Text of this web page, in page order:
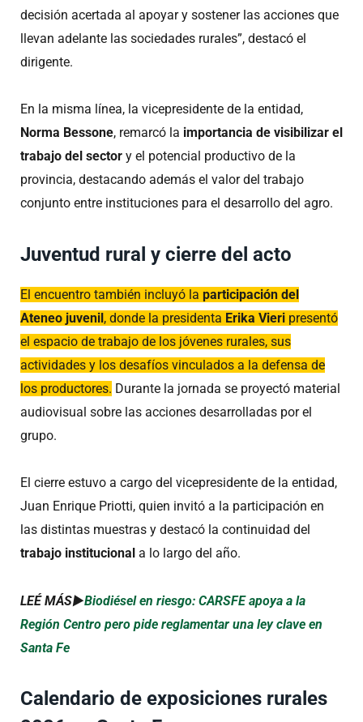
decisión acertada al apoyar y sostener las acciones que
llevan adelante las sociedades rurales”, destacó el
dirigente.
En la misma línea, la vicepresidente de la entidad,
Norma Bessone, remarcó la importancia de visibilizar el
trabajo del sector y el potencial productivo de la
provincia, destacando además el valor del trabajo
conjunto entre instituciones para el desarrollo del agro.
Juventud rural y cierre del acto
El encuentro también incluyó la participación del
Ateneo juvenil , donde la presidenta Erika Vieri presentó
el espacio de trabajo de los jóvenes rurales, sus
actividades y los desafíos vinculados a la defensa de
los productores. Durante la jornada se proyectó material
audiovisual sobre las acciones desarrolladas por el
grupo.
El cierre estuvo a cargo del vicepresidente de la entidad,
Juan Enrique Priotti, quien invitó a la participación en
las distintas muestras y destacó la continuidad del
trabajo institucional a lo largo del año.
LEÉ MÁS►Biodiésel en riesgo: CARSFE apoya a la
Región Centro pero pide reglamentar una ley clave en
Santa Fe
Calendario de exposiciones rurales